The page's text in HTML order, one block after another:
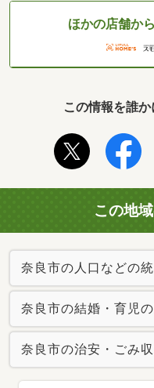
ほかの店舗か
この情報を誰
この地
奈良市の人口などの
奈良市の結婚・育児
奈良市の治安・ごみ